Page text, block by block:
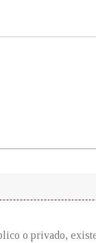
o privado,